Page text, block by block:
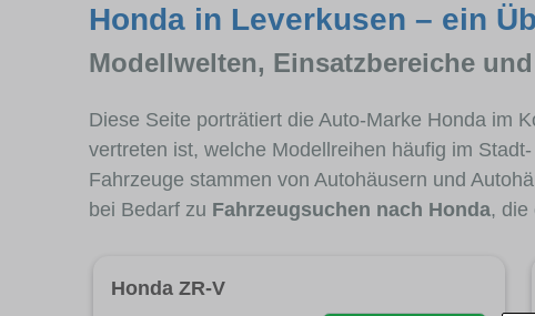
Honda in Leverkusen – ein
Modellwelten, Einsatzbereiche
Diese Seite porträtiert die Auto-Marke Honda im
vertreten ist, welche Modellreihen häufig im
Fahrzeuge stammen von Autohäusern und
bei Bedarf zu Fahrzeugsuchen nach Honda, die
Honda ZR-V